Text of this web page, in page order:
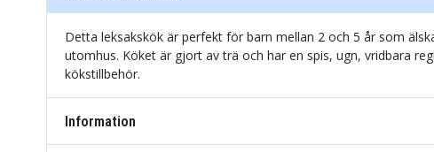
Detta leksakskök är perfekt för barn mellan 2 och 5 år som
utomhus. Köket är gjort av trä och har en spis, ugn, vridbara
kökstillbehör.
Information